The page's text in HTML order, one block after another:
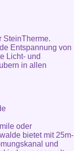
SteinTherme.
Entspannung von
Licht- und
in allen
oder
bietet mit 25m-
und